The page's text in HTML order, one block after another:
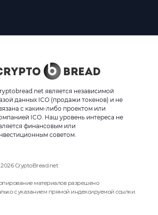
является независимой
данных ICO (продажи токенов) и не
с каким-либо проектом или
ICO. Наш уровень интереса не
финансовым или
советом.
CryptoBread.net
материалов разрешено
с указанием прямой индексируемой ссылки.